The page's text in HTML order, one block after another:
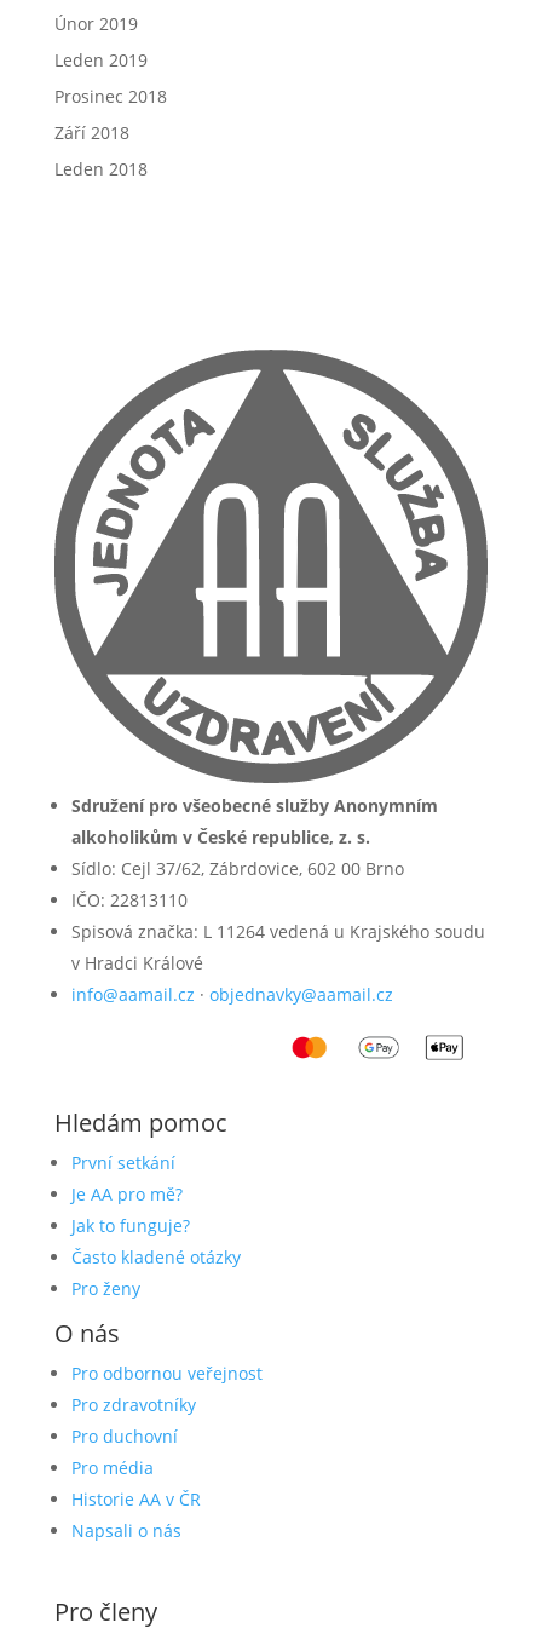
Únor 2019
Leden 2019
Prosinec 2018
Září 2018
Leden 2018
Sdružení pro všeobecné služby Anonymním
alkoholikům v České republice, z. s.
Sídlo: Cejl 37/62, Zábrdovice, 602 00 Brno
IČO: 22813110
Spisová značka: L 11264 vedená u Krajského soudu
v Hradci Králové
info@aamail.cz · objednavky@aamail.cz
Hledám pomoc
První setkání
Je AA pro mě?
Jak to funguje?
Často kladené otázky
Pro ženy
O nás
Pro odbornou veřejnost
Pro zdravotníky
Pro duchovní
Pro média
Historie AA v ČR
Napsali o nás
Pro členy